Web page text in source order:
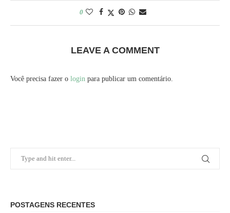
0
LEAVE A COMMENT
Você precisa fazer o login para publicar um comentário.
POSTAGENS RECENTES